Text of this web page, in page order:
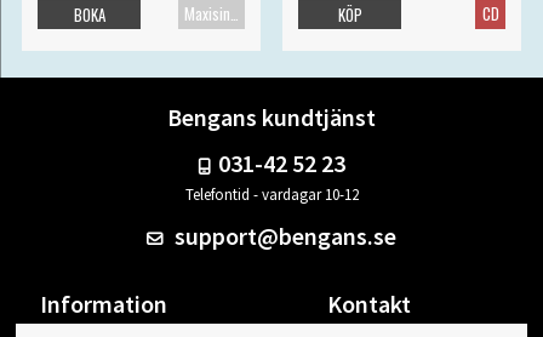
Maxisingel
BOKA CD
KÖP
Bengans kundtjänst
031-42 52 23
Telefontid - vardagar 10-12
support@bengans.se
Information Kontakt